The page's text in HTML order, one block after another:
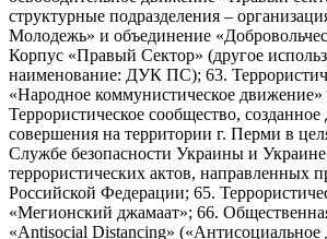
структурные подразделения –
Молодежь» и объединение
Корпус «Правый Сектор» (другое
наименование: ДУК ПС); 63.
«Народное коммунистическое
Террористическое сообщество,
совершения на территории г. Перми в
Службе безопасности Украины и
террористических актов, направленных
Российской Федерации; 65.
«Мегионский джамаат»; 66.
«Antisocial Distancing» («Антисоциальное